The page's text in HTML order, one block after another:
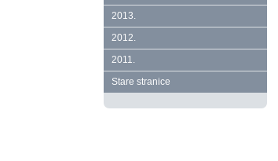
2013.
2012.
2011.
Stare stranice